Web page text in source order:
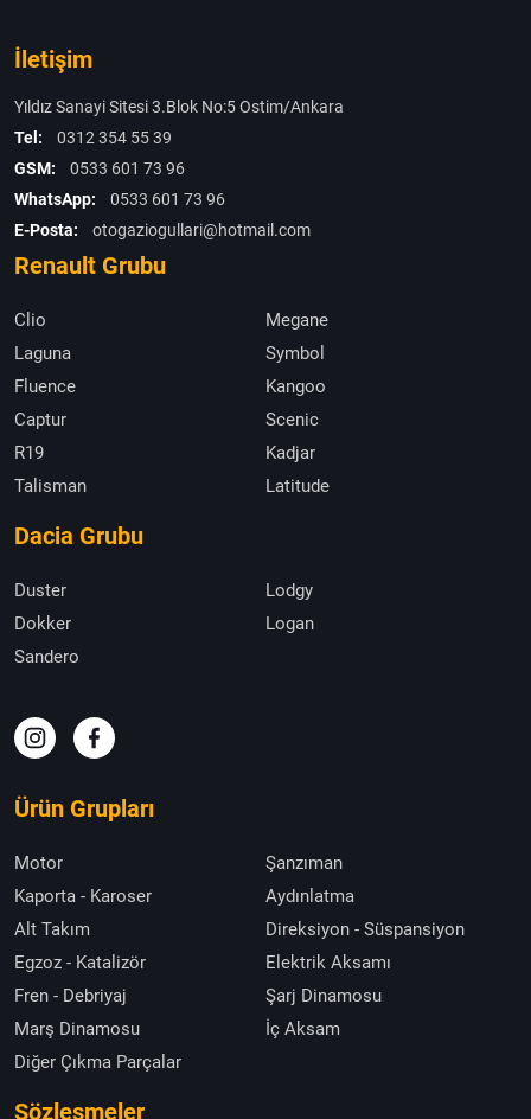
İletişim
Yıldız Sanayi Sitesi 3.Blok No:5 Ostim/Ankara
Tel:
0312 354 55 39
GSM:
0533 601 73 96
WhatsApp:
0533 601 73 96
E-Posta:
otogaziogullari@hotmail.com
Renault Grubu
Clio
Megane
Laguna
Symbol
Fluence
Kangoo
Captur
Scenic
R19
Kadjar
Talisman
Latitude
Dacia Grubu
Duster
Lodgy
Dokker
Logan
Sandero
Ürün Grupları
Motor
Şanzıman
Kaporta - Karoser
Aydınlatma
Alt Takım
Direksiyon - Süspansiyon
Egzoz - Katalizör
Elektrik Aksamı
Fren - Debriyaj
Şarj Dinamosu
Marş Dinamosu
İç Aksam
Diğer Çıkma Parçalar
Sözleşmeler